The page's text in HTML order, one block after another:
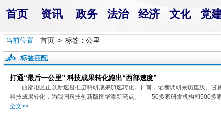
首页 资讯 政务 法治 经济 文化 党
当前位置： 首页> 标签：公里
标签匹配
打通“最后一公里” 科技成果转化跑出“西部速度”
西部地区正以新速度推进科研成果加速转化。日前，记者调研采访重庆、
科技成果转化，为我国科技创新版图增添新亮点。 50多家研发机构和500多
全文>>